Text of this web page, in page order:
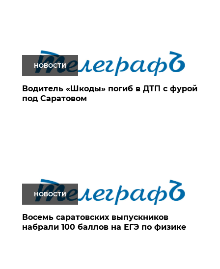
НОВОСТИ
Водитель «Шкоды» погиб в ДТП с фурой
под Саратовом
НОВОСТИ
Восемь саратовских выпускников
набрали 100 баллов на ЕГЭ по физике